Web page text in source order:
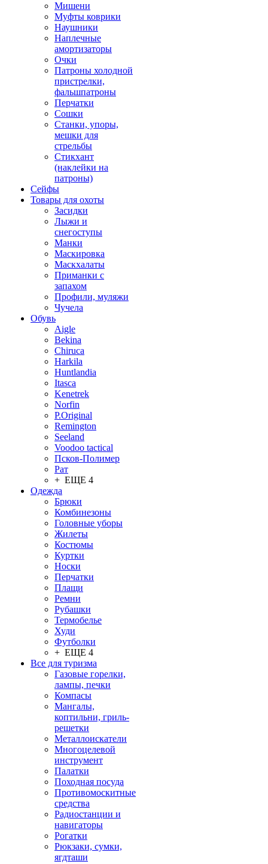
Мишени
Муфты коврики
Наушники
Наплечные
амортизаторы
Очки
Патроны холодной
пристрелки,
фальшпатроны
Перчатки
Сошки
Станки, упоры,
мешки для
стрельбы
Стикхант
(наклейки на
патроны)
Сейфы
Товары для охоты
Засидки
Лыжи и
снегоступы
Манки
Маскировка
Маскхалаты
Приманки с
запахом
Профили, муляжи
Чучела
Обувь
Aigle
Bekina
Chiruсa
Harkila
Huntlandia
Itasca
Kenetrek
Norfin
P.Original
Remington
Seeland
Voodoo tactical
Псков-Полимер
Рат
+ ЕЩЕ 4
Одежда
Брюки
Комбинезоны
Головные уборы
Жилеты
Костюмы
Куртки
Носки
Перчатки
Плащи
Ремни
Рубашки
Термобелье
Худи
Футболки
+ ЕЩЕ 4
Все для туризма
Газовые горелки,
лампы, печки
Компасы
Мангалы,
коптильни, гриль-
решетки
Металлоискатели
Многоцелевой
инструмент
Палатки
Походная посуда
Противомоскитные
средства
Радиостанции и
навигаторы
Рогатки
Рюкзаки, сумки,
ягдташи